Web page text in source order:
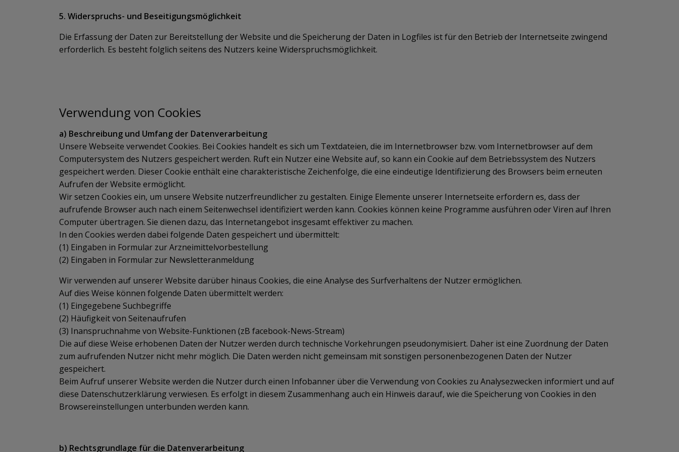
5. Widerspruchs- und Beseitigungsmöglichkeit
Die Erfassung der Daten zur Bereitstellung der Website und die Speicherung der Daten in Logfiles ist für den Betrieb der Internetseite zwingend
erforderlich. Es besteht folglich seitens des Nutzers keine Widerspruchsmöglichkeit.
Verwendung von Cookies
a) Beschreibung und Umfang der Datenverarbeitung
Unsere Webseite verwendet Cookies. Bei Cookies handelt es sich um Textdateien, die im Internetbrowser bzw. vom Internetbrowser auf dem
Computersystem des Nutzers gespeichert werden. Ruft ein Nutzer eine Website auf, so kann ein Cookie auf dem Betriebssystem des Nutzers
gespeichert werden. Dieser Cookie enthält eine charakteristische Zeichenfolge, die eine eindeutige Identifizierung des Browsers beim erneuten
Aufrufen der Website ermöglicht.
Wir setzen Cookies ein, um unsere Website nutzerfreundlicher zu gestalten. Einige Elemente unserer Internetseite erfordern es, dass der
aufrufende Browser auch nach einem Seitenwechsel identifiziert werden kann. Cookies können keine Programme ausführen oder Viren auf Ihren
Computer übertragen. Sie dienen dazu, das Internetangebot insgesamt effektiver zu machen.
In den Cookies werden dabei folgende Daten gespeichert und übermittelt:
(1) Eingaben in Formular zur Arzneimittelvorbestellung
(2) Eingaben in Formular zur Newsletteranmeldung
Wir verwenden auf unserer Website darüber hinaus Cookies, die eine Analyse des Surfverhaltens der Nutzer ermöglichen.
Auf dies Weise können folgende Daten übermittelt werden:
(1) Eingegebene Suchbegriffe
(2) Häufigkeit von Seitenaufrufen
(3) Inanspruchnahme von Website-Funktionen (zB facebook-News-Stream)
Die auf diese Weise erhobenen Daten der Nutzer werden durch technische Vorkehrungen pseudonymisiert. Daher ist eine Zuordnung der Daten
zum aufrufenden Nutzer nicht mehr möglich. Die Daten werden nicht gemeinsam mit sonstigen personenbezogenen Daten der Nutzer
gespeichert.
Beim Aufruf unserer Website werden die Nutzer durch einen Infobanner über die Verwendung von Cookies zu Analysezwecken informiert und auf
diese Datenschutzerklärung verwiesen. Es erfolgt in diesem Zusammenhang auch ein Hinweis darauf, wie die Speicherung von Cookies in den
Browsereinstellungen unterbunden werden kann.
b) Rechtsgrundlage für die Datenverarbeitung